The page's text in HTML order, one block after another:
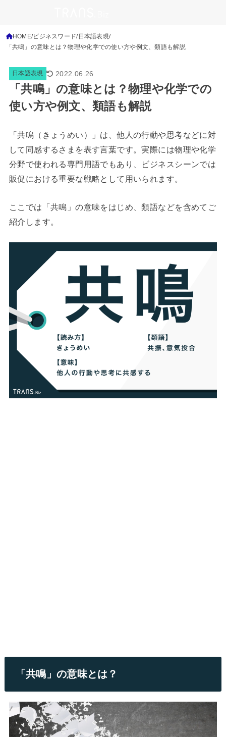
HOME ビジネスワード 日本語表現
「共鳴」の意味とは？物理や化学での使い方や例文、類語も解説
日本語表現 2022.06.26
「共鳴」の意味とは？物理や化学での
使い方や例文、類語も解説
「共鳴（きょうめい）」は、他人の行動や思考などに対
して同感するさまを表す言葉です。実際には物理や化学
分野で使われる専門用語でもあり、ビジネスシーンでは
販促における重要な戦略として用いられます。
ここでは「共鳴」の意味をはじめ、類語などを含めてご
紹介します。
「共鳴」の意味とは？